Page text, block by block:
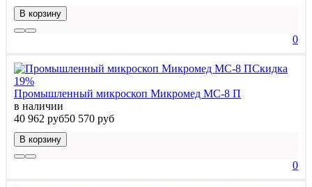
В корзину
0
Скидка
19%
Промышленный микроскоп Микромед MC-8 П
в наличии
40 962 руб50 570 руб
В корзину
0